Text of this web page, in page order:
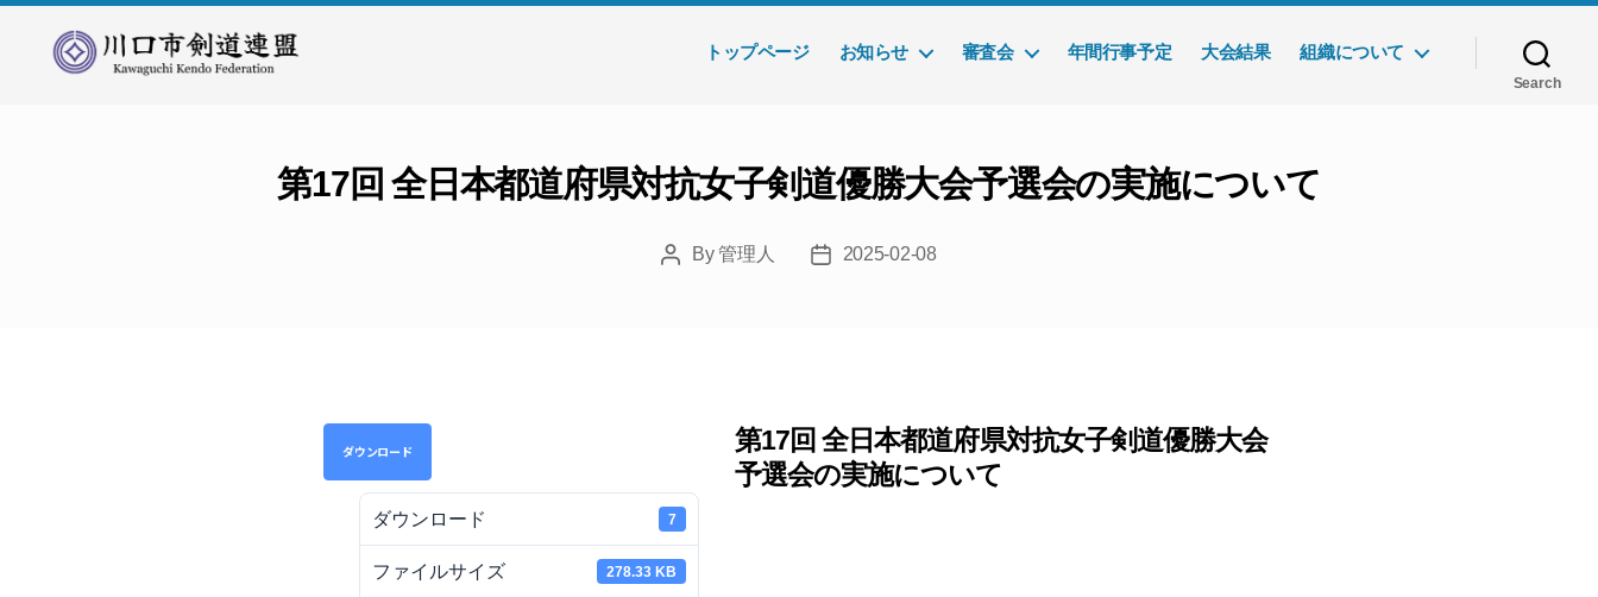
トップページ お知らせ 審査会 年間行事予定 大会結果 組織について
Search
第17回 全日本都道府県対抗女子剣道優勝大会予選会の実施について
PostBy管理人
Post2025-02-08
ダウンロード
ダウンロード 7
ファイルサイズ 278.33 KB
第17回 全日本都道府県対抗女子剣道優勝大会
予選会の実施について